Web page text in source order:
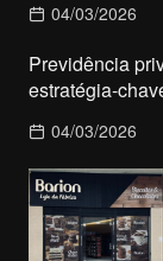
04/03/2026
Previdência
estratégia-
04/03/2026